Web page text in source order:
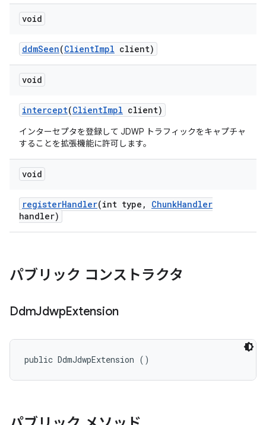
void
ddmSeen(ClientImpl client)
void
intercept(ClientImpl client)
インターセプタを登録して JDWP トラフィックをキャプチャ
することを拡張機能に許可します。
void
registerHandler(int type , ChunkHandler
handler)
パブリック コンストラクタ
DdmJdwpExtension
public DdmJdwpExtension ()